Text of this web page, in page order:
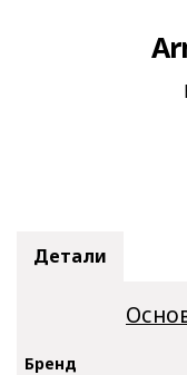
Детали
Бренд